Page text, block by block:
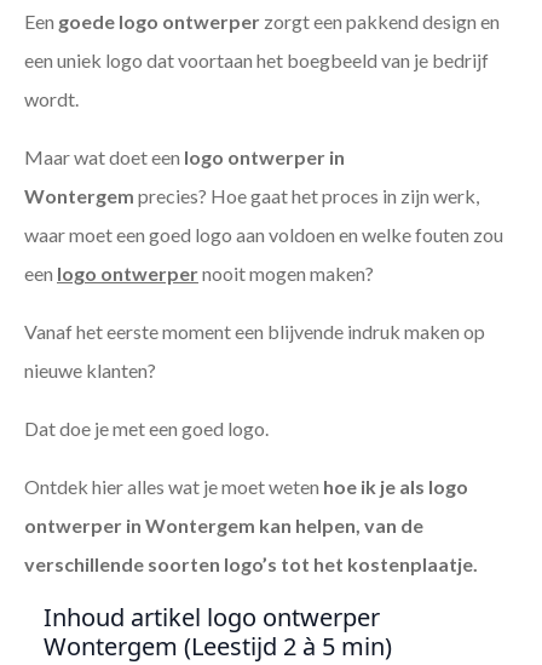
Een goede logo ontwerper zorgt een pakkend design en
een uniek logo dat voortaan het boegbeeld van je bedrijf
wordt.
Maar wat doet een logo ontwerper in
Wontergem precies? Hoe gaat het proces in zijn werk,
waar moet een goed logo aan voldoen en welke fouten zou
een logo ontwerpernooit mogen maken?
Vanaf het eerste moment een blijvende indruk maken op
nieuwe klanten?
Dat doe je met een goed logo.
Ontdek hier alles wat je moet weten hoe ik je als logo
ontwerper in Wontergem kan helpen, van de
verschillende soorten logo’s tot het kostenplaatje.
Inhoud artikel logo ontwerper
Wontergem (Leestijd 2 à 5 min)